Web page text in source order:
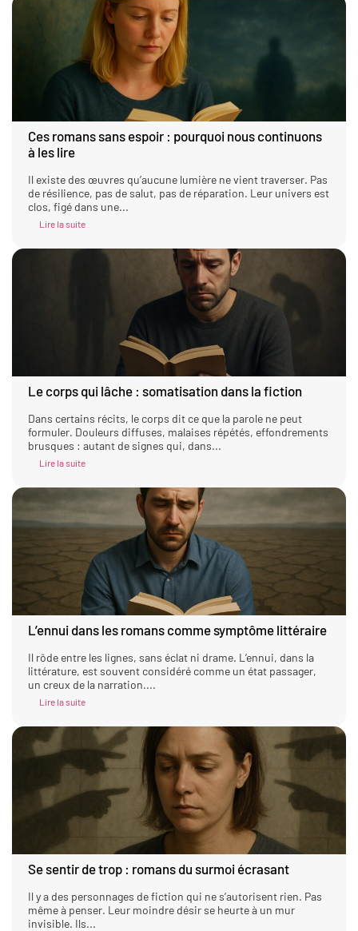
Ces romans sans espoir : pourquoi nous continuons
à les lire
Il existe des œuvres qu’aucune lumière ne vient traverser. Pas
de résilience, pas de salut, pas de réparation. Leur univers est
clos, figé dans une...
Lire la suite
Le corps qui lâche : somatisation dans la fiction
Dans certains récits, le corps dit ce que la parole ne peut
formuler. Douleurs diffuses, malaises répétés, effondrements
brusques : autant de signes qui, dans...
Lire la suite
L’ennui dans les romans comme symptôme littéraire
Il rôde entre les lignes, sans éclat ni drame. L’ennui, dans la
littérature, est souvent considéré comme un état passager,
un creux de la narration....
Lire la suite
Se sentir de trop : romans du surmoi écrasant
Il y a des personnages de fiction qui ne s’autorisent rien. Pas
même à penser. Leur moindre désir se heurte à un mur
invisible. Ils...